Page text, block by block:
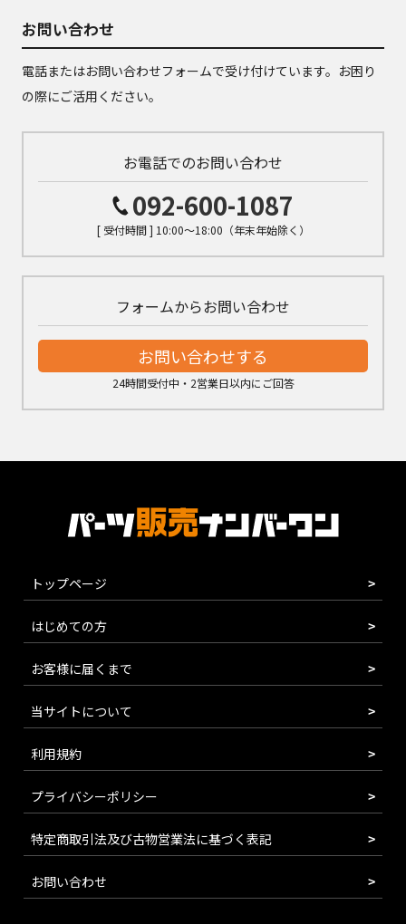
お問い合わせ
電話またはお問い合わせフォームで受け付けています。お困り
の際にご活用ください。
お電話でのお問い合わせ
092-600-1087
[ 受付時間 ] 10:00～18:00（年末年始除く）
フォームからお問い合わせ
お問い合わせする
24時間受付中・2営業日以内にご回答
トップページ
はじめての方
お客様に届くまで
当サイトについて
利用規約
プライバシーポリシー
特定商取引法及び古物営業法に基づく表記
お問い合わせ